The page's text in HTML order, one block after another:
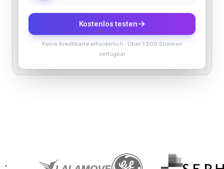
Kostenlos testen
Keine Kreditkarte erforderlich · Über 1.500 Stimmen
verfügbar